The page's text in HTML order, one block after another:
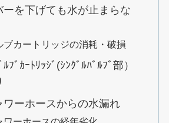
を下げても水が止まらな
ブカートリッジの消耗・破損
ﾌﾞｶｰﾄﾘｯｼﾞ(ｼﾝｸﾞﾙﾊﾞﾙﾌﾞ部）
ーホースからの水漏れ